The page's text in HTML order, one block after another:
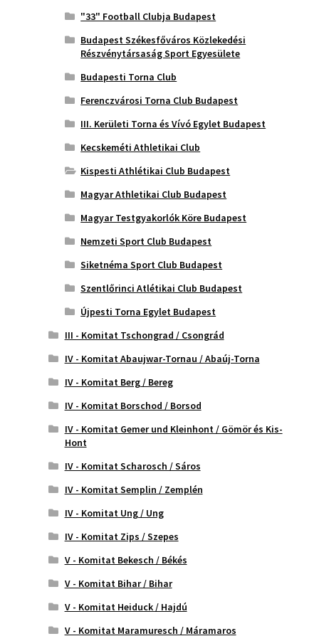
"33" Football Clubja Budapest
Budapest Székesfőváros Közlekedési
Részvénytársaság Sport Egyesülete
Budapesti Torna Club
Ferenczvárosi Torna Club Budapest
III. Kerületi Torna és Vívó Egylet Budapest
Kecskeméti Athletikai Club
Kispesti Athlétikai Club Budapest
Magyar Athletikai Club Budapest
Magyar Testgyakorlók Köre Budapest
Nemzeti Sport Club Budapest
Siketnéma Sport Club Budapest
Szentlőrinci Atlétikai Club Budapest
Újpesti Torna Egylet Budapest
III - Komitat Tschongrad / Csongrád
IV - Komitat Abaujwar-Tornau / Abaúj-Torna
IV - Komitat Berg / Bereg
IV - Komitat Borschod / Borsod
IV - Komitat Gemer und Kleinhont / Gömör és Kis-
Hont
IV - Komitat Scharosch / Sáros
IV - Komitat Semplin / Zemplén
IV - Komitat Ung / Ung
IV - Komitat Zips / Szepes
V - Komitat Bekesch / Békés
V - Komitat Bihar / Bihar
V - Komitat Heiduck / Hajdú
V - Komitat Maramuresch / Máramaros